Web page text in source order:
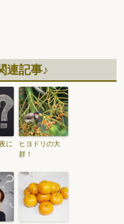
連記事♪
に
ヒヨドリの大
群！